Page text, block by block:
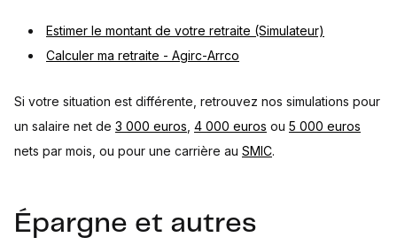
Estimer le montant de votre retraite (Simulateur)
Calculer ma retraite - Agirc-Arrco
Si votre situation est différente, retrouvez nos simulations pour
un salaire net de 3 000 euros 4 000 euros ou 5 000 euros
nets par mois, ou pour une carrière au SMIC.
Épargne et autres